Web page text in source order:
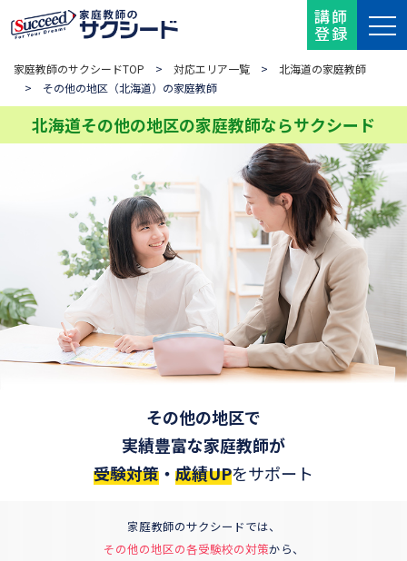
講師
登録
家庭教師のサクシードTOP > 対応エリア一覧 > 北海道の家庭教師
> その他の地区（北海道）の家庭教師
北海道その他の地区の家庭教師ならサクシード
その他の地区で
実績豊富な家庭教師が
受験対策 ・ 成績UPをサポート
家庭教師のサクシードでは、
その他の地区の各受験校の対策から、